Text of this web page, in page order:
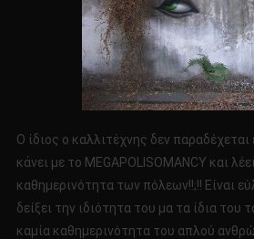
Ο ίδιος ο καλλιτέχνης δεν παραδέχεται
κάνει με το MEGAPOLISOMANCY και
καθημερινότητα των πόλεων!!;!! Είναι
δείξει την ιδιότητα του μα τα ίδια του
καμία καθημερινότητα του απλού